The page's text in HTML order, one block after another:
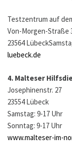
Testzentrum auf
Von-Morgen-Straße
23564
luebeck.de
4. Malteser
Josephinenstr. 27
23554 Lübeck
Samstag: 9-17 Uhr
Sonntag: 9-17 Uhr
www.malteser-im-